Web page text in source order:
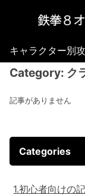
キャラクター別
Category: ク
記事がありません
Categories
1.初心者向けの